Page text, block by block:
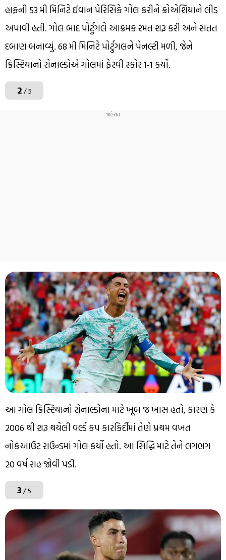
હાફની 53 મી મિનિટે ઈવાન પેરિસિકે ગોલ કરીને ક્રોએશિયાને લીડ
અપાવી હતી. ગોલ બાદ પોર્ટુગલે આક્રમક રમત શરૂ કરી અને સતત
દબાણ બનાવ્યું. 68 મી મિનિટે પોર્ટુગલને પેનલ્ટી મળી, જેને
ક્રિસ્ટિયાનો રોનાલ્ડોએ ગોલમાં ફેરવી સ્કોર 1-1 કર્યો.
2/ 5
આ ગોલ ક્રિસ્ટિયાનો રોનાલ્ડોના માટે ખૂબ જ ખાસ હતો, કારણ કે
2006 થી શરૂ થયેલી વર્લ્ડ કપ કારકિર્દીમાં તેણે પ્રથમ વખત
નોકઆઉટ રાઉન્ડમાં ગોલ કર્યો હતો. આ સિદ્ધિ માટે તેને લગભગ
20 વર્ષ રાહ જોવી પડી.
3/ 5